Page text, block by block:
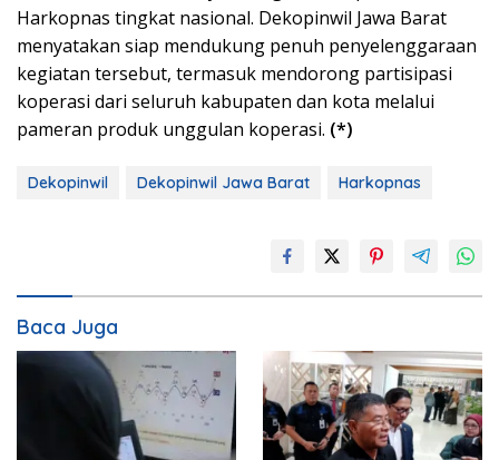
Harkopnas tingkat nasional. Dekopinwil Jawa Barat
menyatakan siap mendukung penuh penyelenggaraan
kegiatan tersebut, termasuk mendorong partisipasi
koperasi dari seluruh kabupaten dan kota melalui
pameran produk unggulan koperasi. (*)
Dekopinwil Dekopinwil Jawa Barat Harkopnas
Baca Juga